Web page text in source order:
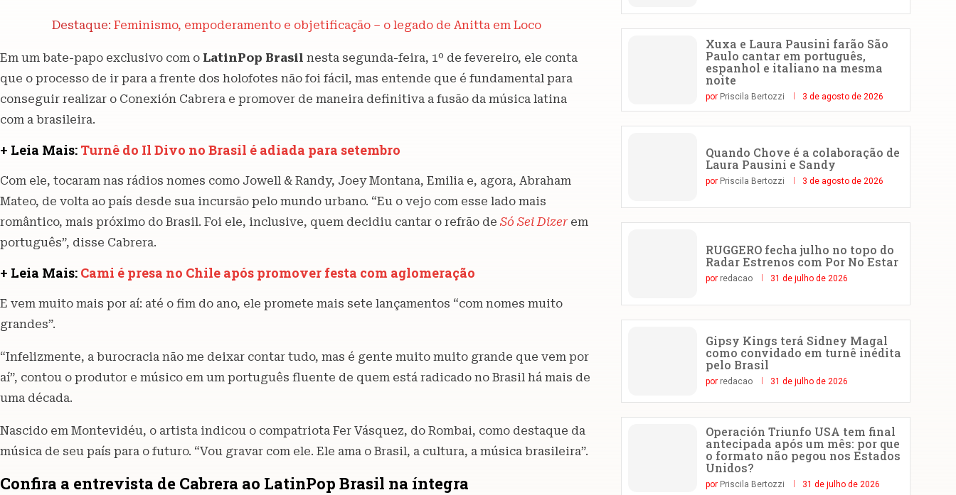
Destaque: Feminismo, empoderamento e objetificação – o legado de Anitta em Loco
Em um bate-papo exclusivo com o LatinPop Brasil nesta segunda-feira, 1º de fevereiro, ele conta
que o processo de ir para a frente dos holofotes não foi fácil, mas entende que é fundamental para
conseguir realizar o Conexión Cabrera e promover de maneira definitiva a fusão da música latina
com a brasileira.
+ Leia Mais: Turnê do Il Divo no Brasil é adiada para setembro
Com ele, tocaram nas rádios nomes como Jowell & Randy, Joey Montana, Emilia e, agora, Abraham
Mateo, de volta ao país desde sua incursão pelo mundo urbano. “Eu o vejo com esse lado mais
romântico, mais próximo do Brasil. Foi ele, inclusive, quem decidiu cantar o refrão de Só Sei Dizer em
português”, disse Cabrera.
+ Leia Mais: Cami é presa no Chile após promover festa com aglomeração
E vem muito mais por aí: até o fim do ano, ele promete mais sete lançamentos “com nomes muito
grandes”.
“Infelizmente, a burocracia não me deixar contar tudo, mas é gente muito muito grande que vem por
aí”, contou o produtor e músico em um português fluente de quem está radicado no Brasil há mais de
uma década.
Nascido em Montevidéu, o artista indicou o compatriota Fer Vásquez, do Rombai, como destaque da
música de seu país para o futuro. “Vou gravar com ele. Ele ama o Brasil, a cultura, a música brasileira”.
Confira a entrevista de Cabrera ao LatinPop Brasil na íntegra
Xuxa e Laura Pausini farão São
Paulo cantar em português,
espanhol e italiano na mesma
noite
por Priscila Bertozzi 3 de agosto de 2026
Quando Chove é a colaboração de
Laura Pausini e Sandy
por Priscila Bertozzi 3 de agosto de 2026
RUGGERO fecha julho no topo do
Radar Estrenos com Por No Estar
por redacao 31 de julho de 2026
Gipsy Kings terá Sidney Magal
como convidado em turnê inédita
pelo Brasil
por redacao 31 de julho de 2026
Operación Triunfo USA tem final
antecipada após um mês: por que
o formato não pegou nos Estados
Unidos?
por Priscila Bertozzi 31 de julho de 2026